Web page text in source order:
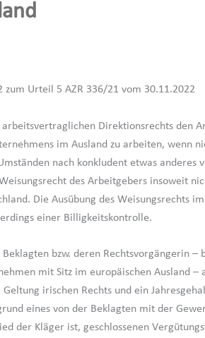
zum Urteil 5 AZR 336/21 vom 30.11.2022
Direktionsrechts den
im Ausland zu arbeiten, wenn
nach konkludent etwas anderes
des Arbeitgebers insoweit
Die Ausübung des Weisungsrechts
einer Billigkeitskontrolle.
bzw. deren Rechtsvorgängerin –
mit Sitz im europäischen Ausland –
irischen Rechts und ein
eines von der Beklagten mit der
der Kläger ist, geschlossenen